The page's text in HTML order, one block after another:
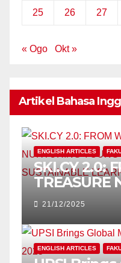
25 26 27
« Ogo Okt »
Artikel Bahasa
ENGLISH ARTICLES
SKI.CY 2.0:
TREASURE
YOUNG
21/12/2025
ENGLISH ARTICLES